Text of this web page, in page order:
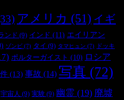
アメリカ (51) イギ
ンド (9) インド (11) エイリアン
ゾンビ (7) タイ (9) タマヒュン (7)
ドッキ
ポルターガイスト (10) ロシア
(13) 事故 (14) 写真 (72)
宇宙人 (9) 実験 (9) 幽霊 (19) 廃墟